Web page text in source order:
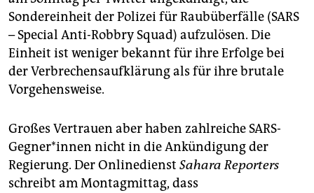
epaper login
Sondereinheit der Polizei für Raubüberfälle (SARS
– Special Anti-Robbry Squad) aufzulösen. Die
Einheit ist weniger bekannt für ihre Erfolge bei
der Verbrechensaufklärung als für ihre brutale
Vorgehensweise.
Großes Vertrauen aber haben zahlreiche SARS-
Gegner*innen nicht in die Ankündigung der
Regierung. Der Onlinedienst Sahara Reporters
schreibt am Montagmittag, dass